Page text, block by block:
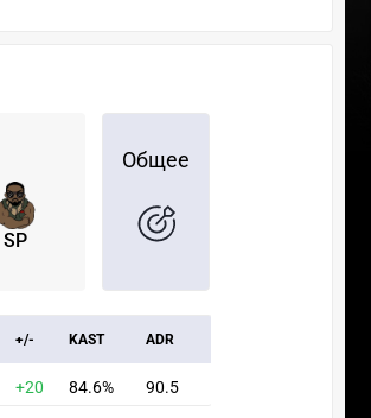
SP
Общее
+/- KAST ADR
+20 84.6% 90.5